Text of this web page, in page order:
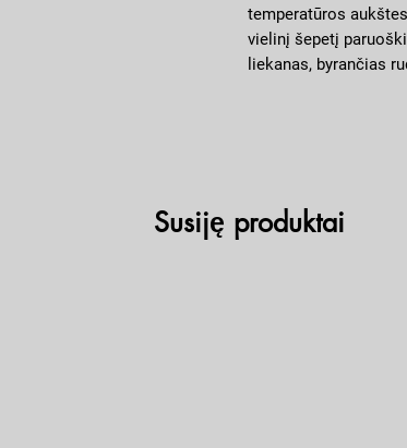
temperatūros
vielinį šepetį
liekanas, byrančias
Kad išvengri
Susiję produktai